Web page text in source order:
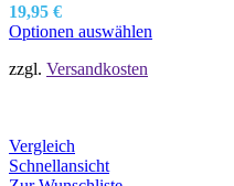
19,95 €
Optionen auswählen
zzgl. Versandkosten
Vergleich
Schnellansicht